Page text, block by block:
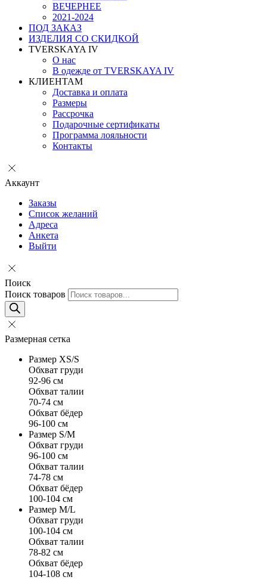
ВЕЧЕРНЕЕ
2021-2024
ПОД ЗАКАЗ
ИЗДЕЛИЯ СО СКИДКОЙ
TVERSKAYA IV
О нас
В одежде от TVERSKAYA IV
КЛИЕНТАМ
Доставка и оплата
Размеры
Рассрочка
Подарочные сертификаты
Программа лояльности
Контакты
Аккаунт
Заказы
Список желаний
Адреса
Анкета
Выйти
Поиск
Поиск товаров
Размерная сетка
Размер XS/S
Обхват груди
92-96 см
Обхват талии
70-74 см
Обхват бёдер
96-100 см
Размер S/M
Обхват груди
96-100 см
Обхват талии
74-78 см
Обхват бёдер
100-104 см
Размер M/L
Обхват груди
100-104 см
Обхват талии
78-82 см
Обхват бёдер
104-108 см